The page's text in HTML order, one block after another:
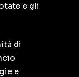
e gli
di
e